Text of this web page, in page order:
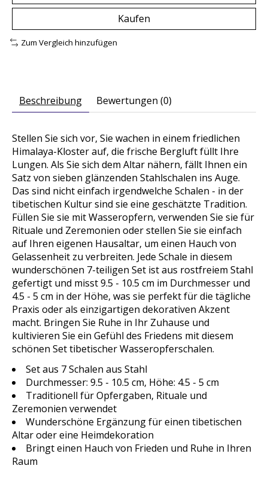
Kaufen
Zum Vergleich hinzufügen
Beschreibung Bewertungen (0)
Stellen Sie sich vor, Sie wachen in einem friedlichen
Himalaya-Kloster auf, die frische Bergluft füllt Ihre
Lungen. Als Sie sich dem Altar nähern, fällt Ihnen ein
Satz von sieben glänzenden Stahlschalen ins Auge.
Das sind nicht einfach irgendwelche Schalen - in der
tibetischen Kultur sind sie eine geschätzte Tradition.
Füllen Sie sie mit Wasseropfern, verwenden Sie sie für
Rituale und Zeremonien oder stellen Sie sie einfach
auf Ihren eigenen Hausaltar, um einen Hauch von
Gelassenheit zu verbreiten. Jede Schale in diesem
wunderschönen 7-teiligen Set ist aus rostfreiem Stahl
gefertigt und misst 9.5 - 10.5 cm im Durchmesser und
4.5 - 5 cm in der Höhe, was sie perfekt für die tägliche
Praxis oder als einzigartigen dekorativen Akzent
macht. Bringen Sie Ruhe in Ihr Zuhause und
kultivieren Sie ein Gefühl des Friedens mit diesem
schönen Set tibetischer Wasseropferschalen.
Set aus 7 Schalen aus Stahl
Durchmesser: 9.5 - 10.5 cm, Höhe: 4.5 - 5 cm
Traditionell für Opfergaben, Rituale und
Zeremonien verwendet
Wunderschöne Ergänzung für einen tibetischen
Altar oder eine Heimdekoration
Bringt einen Hauch von Frieden und Ruhe in Ihren
Raum